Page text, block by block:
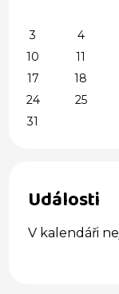
3
4
10
11
17
18
24
25
31
Události
V kalendáři